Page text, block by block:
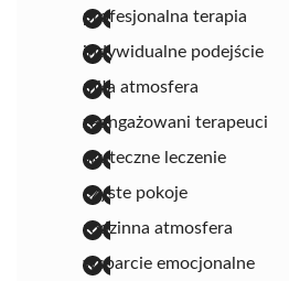
profesjonalna terapia
indywidualne podejście
miła atmosfera
zaangażowani terapeuci
skuteczne leczenie
czyste pokoje
rodzinna atmosfera
wsparcie emocjonalne